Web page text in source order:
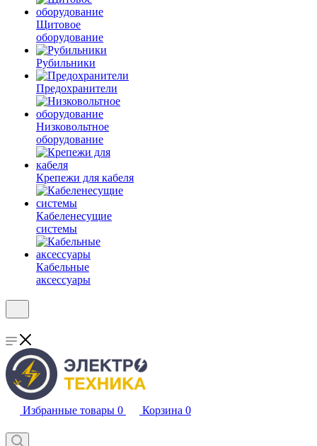
Щитовое
оборудование
Рубильники
Предохранители
Низковольтное
оборудование
Крепежи для кабеля
Кабеленесущие
системы
Кабельные
аксессуары
Избранные товары 0 Корзина 0